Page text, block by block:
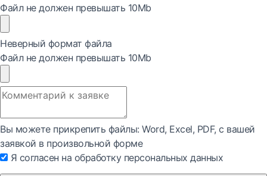
Файл не должен превышать 10Mb
Неверный формат файла
Файл не должен превышать 10Mb
Вы можете прикрепить файлы: Word, Exсel, PDF, с вашей
заявкой в произвольной форме
Я согласен на обработку персональных данных